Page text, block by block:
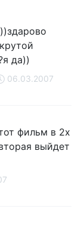
да))
06.03.2007
фильм в 2х
выйдет